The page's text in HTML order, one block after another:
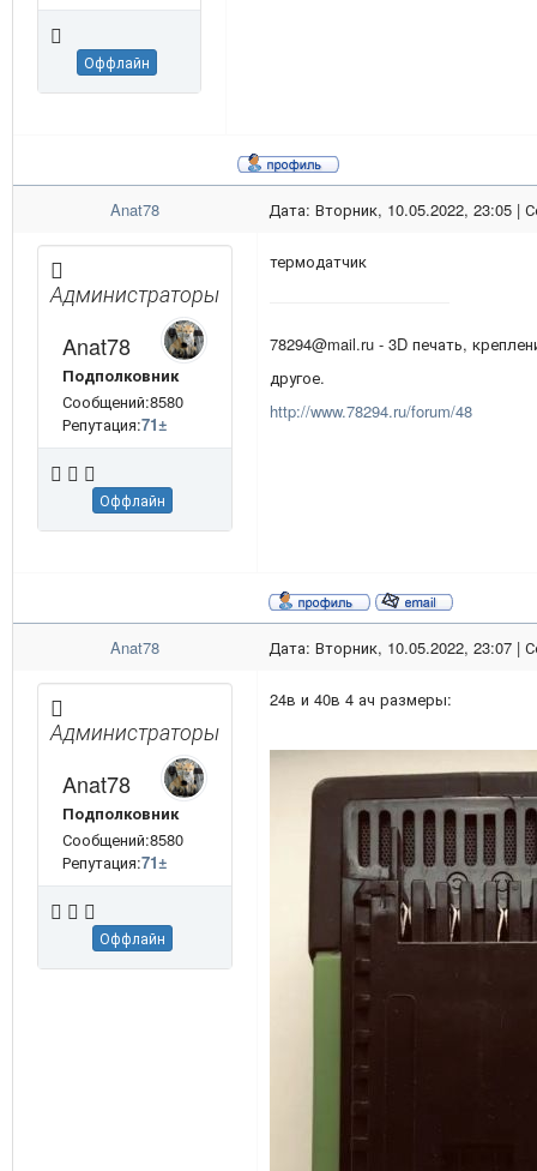
Оффлайн
Anat78 Дата: Вторник, 10.05.2022, 23:05 |
Администраторы
Anat78
Подполковник
Сообщений:8580
Репутация:71±
Оффлайн
термодатчик
78294@mail.ru - 3D печать,
другое.
http://www.78294.ru/forum/48
Anat78 Дата: Вторник, 10.05.2022, 23:07 |
Администраторы
Anat78
Подполковник
Сообщений:8580
Репутация:71±
Оффлайн
24в и 40в 4 ач размеры: